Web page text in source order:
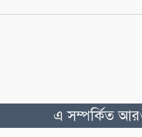
এ সম্পর্কিত